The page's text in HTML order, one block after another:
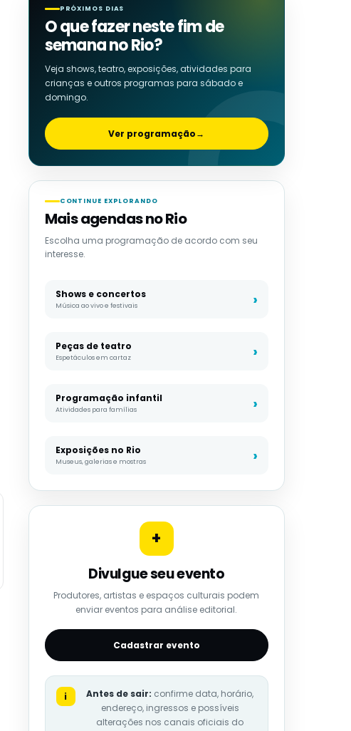
PRÓXIMOS DIAS
O que fazer neste fim de
semana no Rio?
Veja shows, teatro, exposições, atividades para
crianças e outros programas para sábado e
domingo.
Ver programação→
CONTINUE EXPLORANDO
Mais agendas no Rio
Escolha uma programação de acordo com seu
interesse.
Shows e concertos
Música ao vivo e festivais
Peças de teatro
Espetáculos em cartaz
Programação infantil
Atividades para famílias
Exposições no Rio
Museus, galerias e mostras
+
Divulgue seu evento
Produtores, artistas e espaços culturais podem
enviar eventos para análise editorial.
Cadastrar evento
i Antes de sair: confirme data, horário,
endereço, ingressos e possíveis
alterações nos canais oficiais do